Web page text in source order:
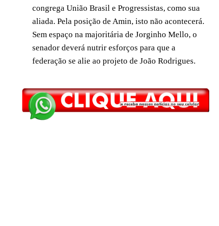
congrega União Brasil e Progressistas, como sua
aliada. Pela posição de Amin, isto não acontecerá.
Sem espaço na majoritária de Jorginho Mello, o
senador deverá nutrir esforços para que a
federação se alie ao projeto de João Rodrigues.